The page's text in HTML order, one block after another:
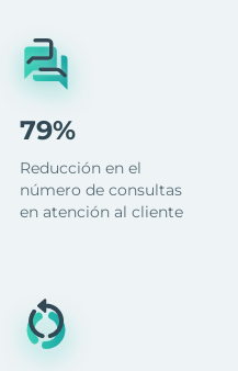
79%
Reducción en el
número de consultas
en atención al cliente